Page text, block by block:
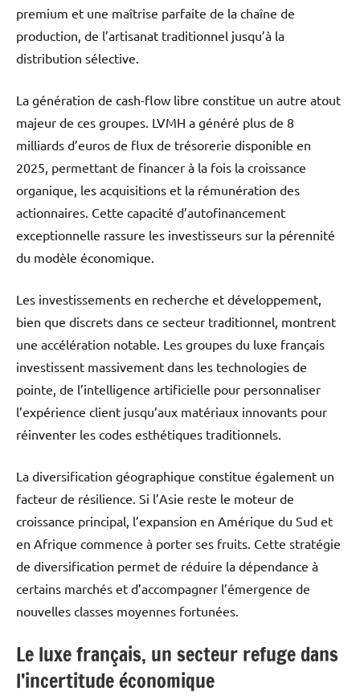
premium et une maîtrise parfaite de la chaîne de
production, de l’artisanat traditionnel jusqu’à la
distribution sélective.
La génération de cash-flow libre constitue un autre atout
majeur de ces groupes. LVMH a généré plus de 8
milliards d’euros de flux de trésorerie disponible en
2025, permettant de financer à la fois la croissance
organique, les acquisitions et la rémunération des
actionnaires. Cette capacité d’autofinancement
exceptionnelle rassure les investisseurs sur la pérennité
du modèle économique.
Les investissements en recherche et développement,
bien que discrets dans ce secteur traditionnel, montrent
une accélération notable. Les groupes du luxe français
investissent massivement dans les technologies de
pointe, de l’intelligence artificielle pour personnaliser
l’expérience client jusqu’aux matériaux innovants pour
réinventer les codes esthétiques traditionnels.
La diversification géographique constitue également un
facteur de résilience. Si l’Asie reste le moteur de
croissance principal, l’expansion en Amérique du Sud et
en Afrique commence à porter ses fruits. Cette stratégie
de diversification permet de réduire la dépendance à
certains marchés et d’accompagner l’émergence de
nouvelles classes moyennes fortunées.
Le luxe français, un secteur refuge dans
l’incertitude économique